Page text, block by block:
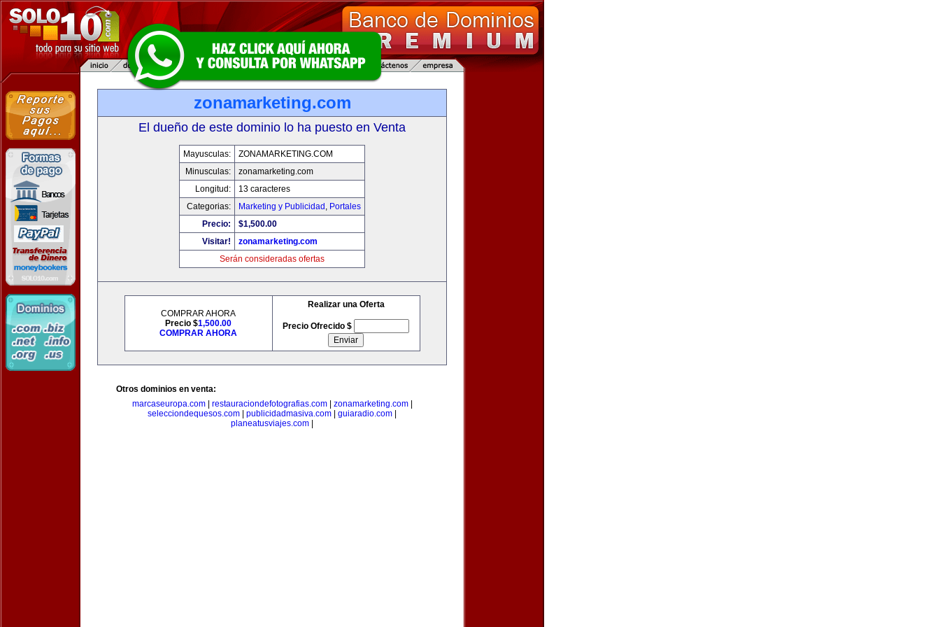
zonamarketing.com
El dueño de este dominio lo ha puesto en Venta
Mayusculas:
ZONAMARKETING.COM
Minusculas:
zonamarketing.com
Longitud:
13 caracteres
Categorias:
Marketing y Publicidad , Portales
Precio:
$1,500.00
Visitar!
zonamarketing.com
Serán consideradas ofertas
COMPRAR AHORA
Precio $1,500.00
COMPRAR AHORA
Realizar una Oferta
Precio Ofrecido $
Otros dominios en venta:
marcaseuropa.com| restauraciondefotografias.com| zonamarketing.com|
selecciondequesos.com
publicidadmasiva.com guiaradio.com
planeatusviajes.com